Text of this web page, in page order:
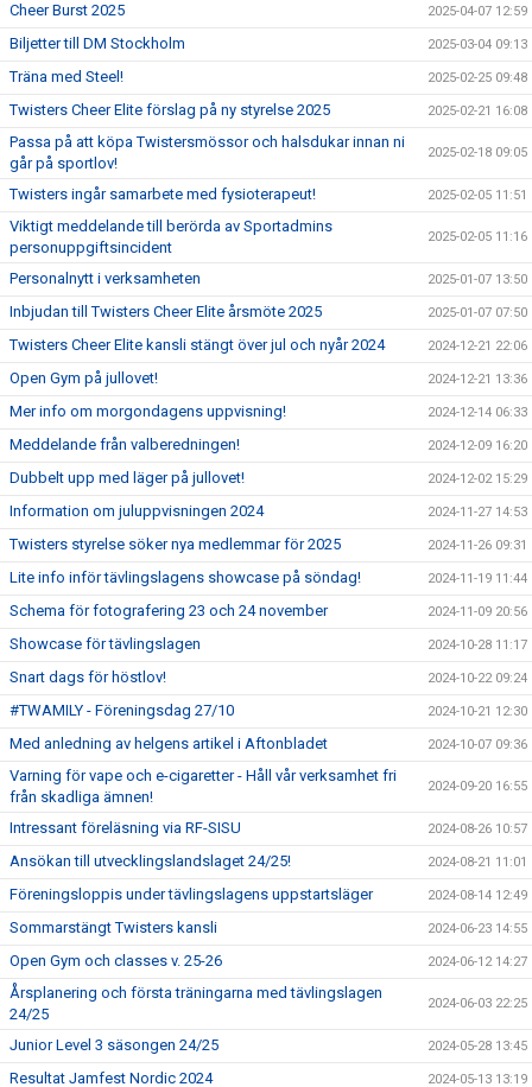
Cheer Burst 2025 2025-04-07 12:59
Biljetter till DM Stockholm 2025-03-04 09:13
Träna med Steel! 2025-02-25 09:48
Twisters Cheer Elite förslag på ny styrelse 2025 2025-02-21 16:08
Passa på att köpa Twistersmössor och halsdukar innan ni
går på sportlov!
2025-02-18 09:05
Twisters ingår samarbete med fysioterapeut! 2025-02-05 11:51
Viktigt meddelande till berörda av Sportadmins
personuppgiftsincident
2025-02-05 11:16
Personalnytt i verksamheten 2025-01-07 13:50
Inbjudan till Twisters Cheer Elite årsmöte 2025 2025-01-07 07:50
Twisters Cheer Elite kansli stängt över jul och nyår 2024 2024-12-21 22:06
Open Gym på jullovet! 2024-12-21 13:36
Mer info om morgondagens uppvisning! 2024-12-14 06:33
Meddelande från valberedningen! 2024-12-09 16:20
Dubbelt upp med läger på jullovet! 2024-12-02 15:29
Information om juluppvisningen 2024 2024-11-27 14:53
Twisters styrelse söker nya medlemmar för 2025 2024-11-26 09:31
Lite info inför tävlingslagens showcase på söndag! 2024-11-19 11:44
Schema för fotografering 23 och 24 november 2024-11-09 20:56
Showcase för tävlingslagen 2024-10-28 11:17
Snart dags för höstlov! 2024-10-22 09:24
#TWAMILY - Föreningsdag 27/10 2024-10-21 12:30
Med anledning av helgens artikel i Aftonbladet 2024-10-07 09:36
Varning för vape och e-cigaretter - Håll vår verksamhet fri
från skadliga ämnen!
2024-09-20 16:55
Intressant föreläsning via RF-SISU 2024-08-26 10:57
Ansökan till utvecklingslandslaget 24/25! 2024-08-21 11:01
Föreningsloppis under tävlingslagens uppstartsläger 2024-08-14 12:49
Sommarstängt Twisters kansli 2024-06-23 14:55
Open Gym och classes v. 25-26 2024-06-12 14:27
Årsplanering och första träningarna med tävlingslagen
24/25
2024-06-03 22:25
Junior Level 3 säsongen 24/25 2024-05-28 13:45
Resultat Jamfest Nordic 2024 2024-05-13 13:19